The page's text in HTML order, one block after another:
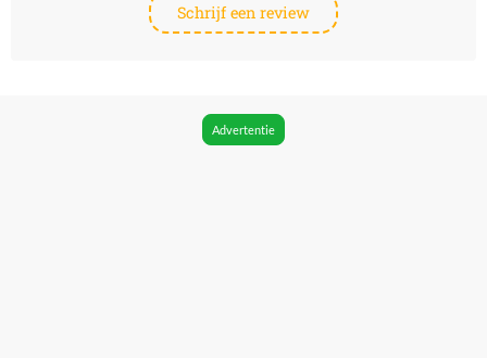
Schrijf een review
Advertentie